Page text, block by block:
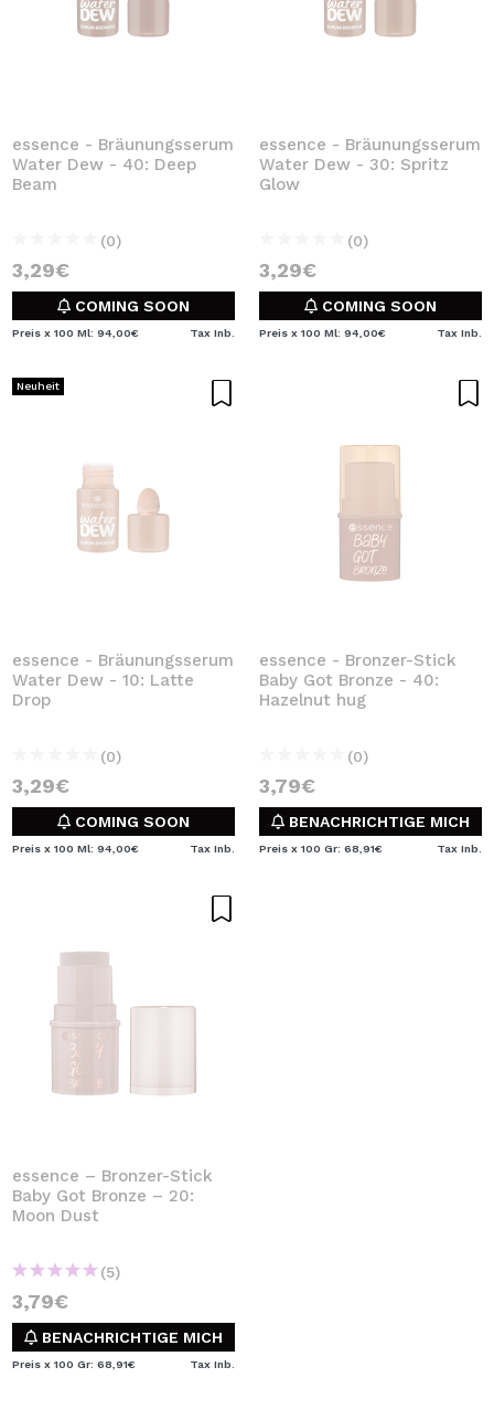
essence - Bräunungsserum
Water Dew - 40: Deep
Beam
(0)
3,29€
COMING SOON
Preis x 100 Ml: 94,00€ Tax Inb.
essence - Bräunungsserum
Water Dew - 30: Spritz
Glow
(0)
3,29€
COMING SOON
Preis x 100 Ml: 94,00€ Tax Inb.
Neuheit
essence - Bräunungsserum
Water Dew - 10: Latte
Drop
(0)
3,29€
COMING SOON
Preis x 100 Ml: 94,00€ Tax Inb.
essence - Bronzer-Stick
Baby Got Bronze - 40:
Hazelnut hug
(0)
3,79€
BENACHRICHTIGE MICH
Preis x 100 Gr: 68,91€ Tax Inb.
essence – Bronzer-Stick
Baby Got Bronze – 20:
Moon Dust
(5)
3,79€
BENACHRICHTIGE MICH
Preis x 100 Gr: 68,91€ Tax Inb.